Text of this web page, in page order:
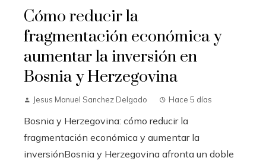
Cómo reducir la
fragmentación económica y
aumentar la inversión en
Bosnia y Herzegovina
Jesus Manuel Sanchez Delgado Hace 5 días
Bosnia y Herzegovina: cómo reducir la
fragmentación económica y aumentar la
inversiónBosnia y Herzegovina afronta un doble